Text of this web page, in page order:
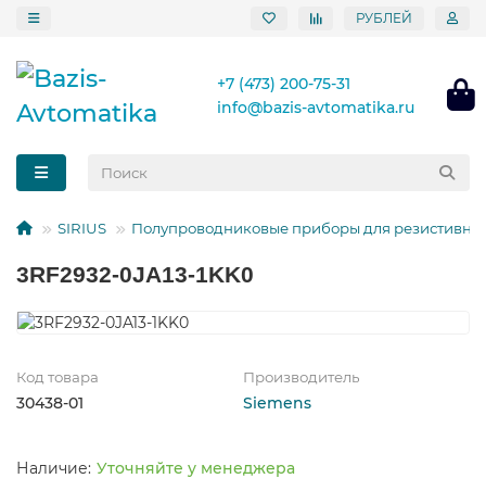
РУБЛЕЙ
+7 (473) 200-75-31
info@bazis-avtomatika.ru
SIRIUS Полупроводниковые приборы для
3RF2932-0JA13-1KK0
Код товара
30438-01
Производитель
Siemens
Уточняйте у менеджера